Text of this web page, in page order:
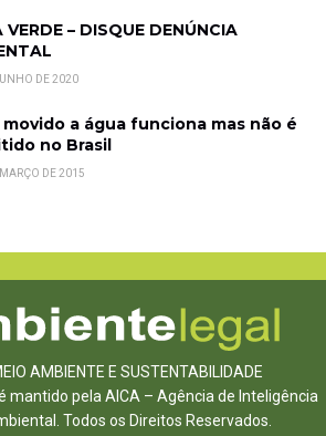
VERDE – DISQUE DENÚNCIA
DE 2020
movido a água funciona mas não é
no Brasil
DE 2015
AMBIENTE E SUSTENTABILIDADE
mantido pela AICA – Agência de Inteligência
Todos os Direitos Reservados.